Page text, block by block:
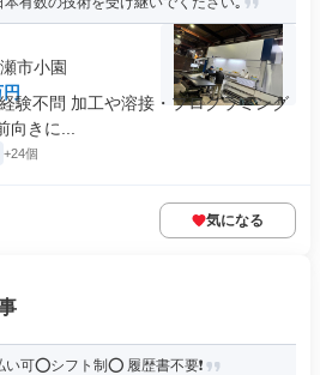
市小園
円
験不問 加工や溶接・プログラミング
向きに...
+24個
気になる
い可⭕️シフト制⭕️ 履歴書不要❗️